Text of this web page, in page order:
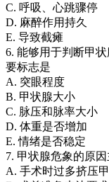
C. 呼吸、心跳骤停
D. 麻醉作用持久
E. 导致截瘫
6. 能够用于判断甲
要标志是
A. 突眼程度
B. 甲状腺大小
C. 脉压和脉率大小
D. 体重是否增加
E. 情绪是否稳定
7. 甲状腺危象的原
A. 手术时过多挤压